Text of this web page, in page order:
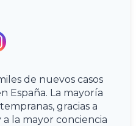
de nuevos casos
España. La mayoría
gracias a
a la mayor conciencia